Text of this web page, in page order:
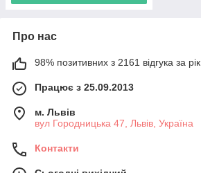
Про нас
98% позитивних з 2161 відгука за рік
Працює з 25.09.2013
м. Львів
вул Городницька 47, Львів, Україна
Контакти